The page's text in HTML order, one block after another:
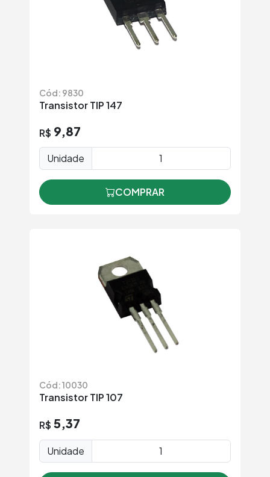
Cód: 9830
Transistor TIP 147
R$ 9,87
Unidade
COMPRAR
Cód: 10030
Transistor TIP 107
R$ 5,37
Unidade